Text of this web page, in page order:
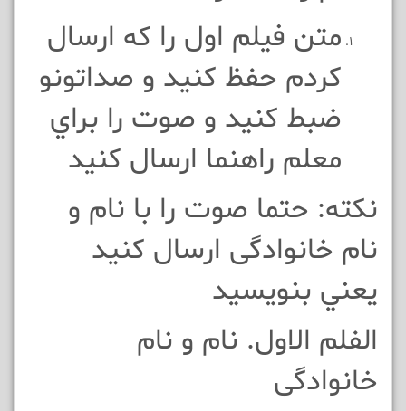
متن فيلم اول را که ارسال
کردم حفظ کنيد و صداتونو
ضبط کنيد و صوت را براي
معلم راهنما ارسال کنيد
نکته: حتما صوت را با نام و
نام خانوادگی ارسال کنيد
يعني بنویسيد
الفلم الاول. نام و نام
خانوادگی